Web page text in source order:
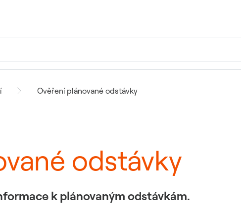
Ověření plánované odstávky
odstávky
k plánovaným odstávkám.